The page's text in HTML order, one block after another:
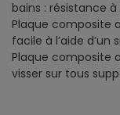
bains : résistance à
Plaque composite
facile à l’aide d’un
Plaque composite
visser sur tous